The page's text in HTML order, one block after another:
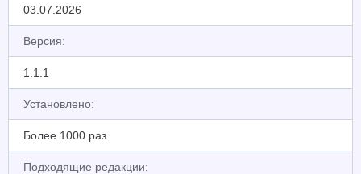
03.07.2026
Версия:
1.1.1
Установлено:
Более 1000 раз
Подходящие редакции: